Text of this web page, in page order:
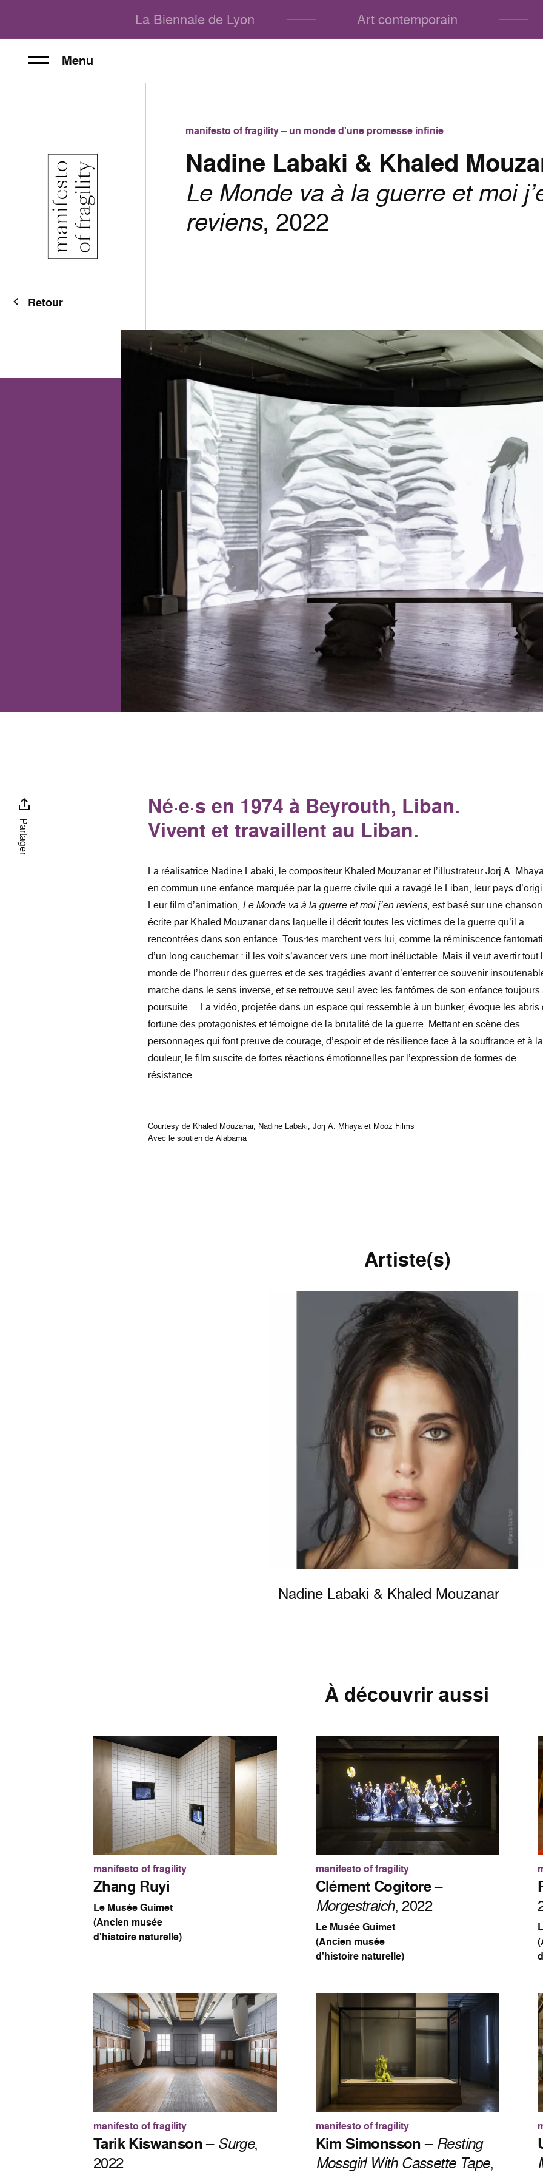
La Biennale de Lyon Art contemporain
Menu
manifesto of fragility – un monde d'une promesse infinie
Nadine Labaki & Khaled
Le Monde va à la guerre et moi
reviens, 2022
Retour
Partager
Né·e·s en 1974 à Beyrouth, Liban.
Vivent et travaillent au Liban.
La réalisatrice Nadine Labaki, le compositeur Khaled Mouzanar et l’illustrateur Jorj A.
en commun une enfance marquée par la guerre civile qui a ravagé le Liban, leur pays
Leur film d’animation, Le Monde va à la guerre et moi j’en reviens, est basé sur une chanson
écrite par Khaled Mouzanar dans laquelle il décrit toutes les victimes de la guerre qu’il a
rencontrées dans son enfance. Tous·tes marchent vers lui, comme la réminiscence
d’un long cauchemar : il les voit s’avancer vers une mort inéluctable. Mais il veut avertir tout
monde de l’horreur des guerres et de ses tragédies avant d’enterrer ce souvenir
marche dans le sens inverse, et se retrouve seul avec les fantômes de son enfance toujours
poursuite… La vidéo, projetée dans un espace qui ressemble à un bunker, évoque les abris
fortune des protagonistes et témoigne de la brutalité de la guerre. Mettant en scène des
personnages qui font preuve de courage, d’espoir et de résilience face à la souffrance et à la
douleur, le film suscite de fortes réactions émotionnelles par l’expression de formes de
résistance.
Courtesy de Khaled Mouzanar, Nadine Labaki, Jorj A. Mhaya et Mooz Films
Avec le soutien de Alabama
Artiste(s)
Nadine Labaki & Khaled Mouzanar
À découvrir aussi
manifesto of fragility
Zhang Ruyi
Le Musée Guimet
(Ancien musée
d'histoire naturelle)
manifesto of fragility
Clément Cogitore–
Morgestraich, 2022
Le Musée Guimet
(Ancien musée
d'histoire naturelle)
manifesto of fragility
Tarik Kiswanson– Surge,
2022
manifesto of fragility
Kim Simonsson– Resting
Mossgirl With Cassette Tape,